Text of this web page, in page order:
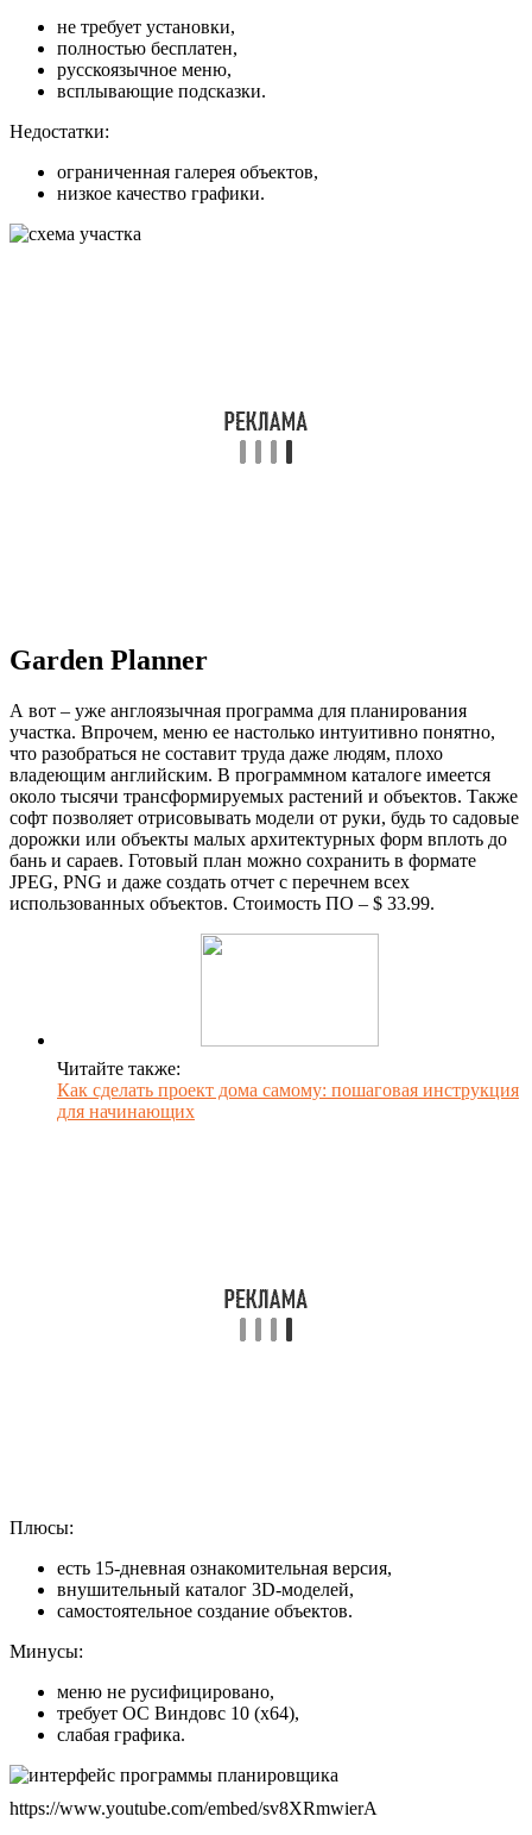
не требует установки,
полностью бесплатен,
русскоязычное меню,
всплывающие подсказки.
Недостатки:
ограниченная галерея объектов,
низкое качество графики.
Garden Planner
А вот – уже англоязычная программа для планирования
участка. Впрочем, меню ее настолько интуитивно понятно,
что разобраться не составит труда даже людям, плохо
владеющим английским. В программном каталоге имеется
около тысячи трансформируемых растений и объектов. Также
софт позволяет отрисовывать модели от руки, будь то садовые
дорожки или объекты малых архитектурных форм вплоть до
бань и сараев. Готовый план можно сохранить в формате
JPEG, PNG и даже создать отчет с перечнем всех
использованных объектов. Стоимость ПО – $ 33.99.
Читайте также:
Как сделать проект дома самому: пошаговая инструкция
для начинающих
Плюсы:
есть 15-дневная ознакомительная версия,
внушительный каталог 3D-моделей,
самостоятельное создание объектов.
Минусы:
меню не русифицировано,
требует ОС Виндовс 10 (x64),
слабая графика.
https://www.youtube.com/embed/sv8XRmwierA